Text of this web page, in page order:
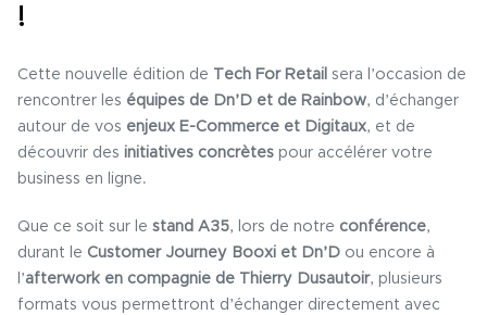
!
Cette nouvelle édition de Tech For Retail sera l’occasion de
rencontrer les équipes de Dn’D et de Rainbow, d’échanger
autour de vos enjeux E-Commerce et Digitaux, et de
découvrir des initiatives concrètes pour accélérer votre
business en ligne.
Que ce soit sur le stand A35, lors de notre conférence,
durant le Customer Journey Booxi et Dn’D ou encore à
l’afterwork en compagnie de Thierry Dusautoir, plusieurs
formats vous permettront d’échanger directement avec